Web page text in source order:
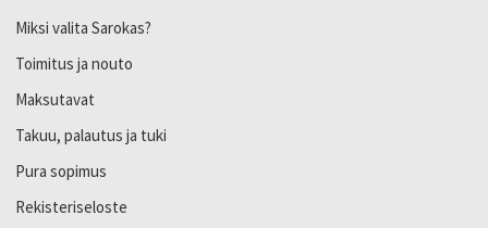
Miksi valita Sarokas?
Toimitus ja nouto
Maksutavat
Takuu, palautus ja tuki
Pura sopimus
Rekisteriseloste